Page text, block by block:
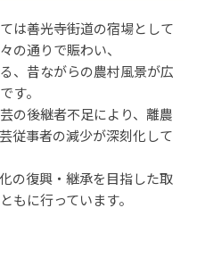
は善光寺街道の宿場として
の通りで賑わい、
、昔ながらの農村風景が広
す。
の後継者不足により、離農
従事者の減少が深刻化して
の復興・継承を目指した取
もに行っています。